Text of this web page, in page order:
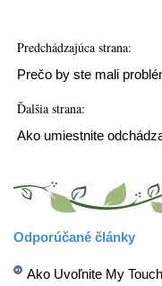
Predchádzajúca strana:
Prečo by ste mali
Ďalšia strana:
Ako umiestnite
Odporúčané články
Ako Uvoľnite My